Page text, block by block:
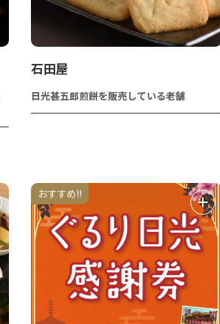
石田屋
日光甚五郎煎餅を販売している老舗
おすすめ!!